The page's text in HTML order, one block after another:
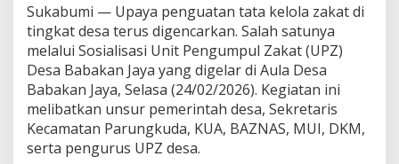
a
K
e
l
o
l
a
Z
a
k
Sukabumi — Upaya penguatan tata kelola zakat di
tingkat desa terus digencarkan. Salah satunya
melalui Sosialisasi Unit Pengumpul Zakat (UPZ)
Desa Babakan Jaya yang digelar di Aula Desa
Babakan Jaya, Selasa (24/02/2026). Kegiatan ini
melibatkan unsur pemerintah desa, Sekretaris
Kecamatan Parungkuda, KUA, BAZNAS, MUI, DKM,
serta pengurus UPZ desa.